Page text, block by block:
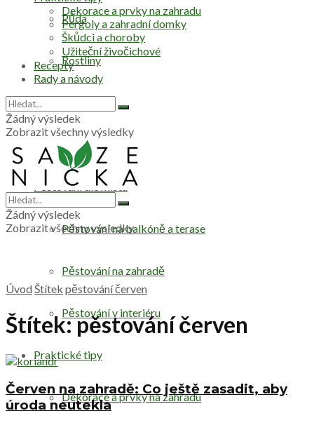
Půda
Rostliny
Zelenina
Pěstování dle místa
Pěstování na balkóně a terase
Pěstování na zahradě
Pěstování v interiéru
Praktické tipy
Dekorace a prvky na zahradu
Dekorace a prvky na zahradu
Pergoly a zahradní domky
Škůdci a choroby
Užiteční živočichové
Recepty
Rady a návody
Žádný výsledek
Zobrazit všechny výsledky
Žádný výsledek
Zobrazit všechny výsledky
Úvod Štítek pěstování červen
Štítek:pěstování červen
Červen na zahradě: Co ještě zasadit, aby
úroda neutekla